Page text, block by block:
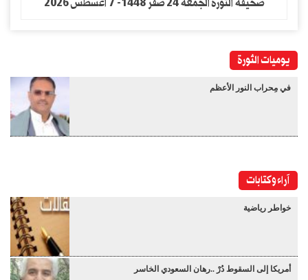
يوميات الثورة
في مِحراب النور الأعظم
آراء وكتابات
خواطر رياضية
أمريكا إلى السقوط دُرْ ..رهان السعودي الخاسر